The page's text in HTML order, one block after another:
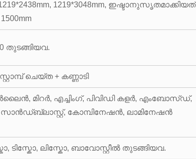
1219*2438mm, 1219*3048mm, ഇഷ്ടാനുസൃതമാക്കിയത്
തുടങ്ങിയവ.
ചെയ്ത + കണ്ണാടി
മിറർ, എച്ചിംഗ്, പിവിഡി കളർ, എംബോസ്ഡ്,
കോമ്പിനേഷൻ, ലാമിനേഷൻ
ടിസ്കോ, ലിസ്കോ, ബാവോസ്റ്റീൽ തുടങ്ങിയവ.